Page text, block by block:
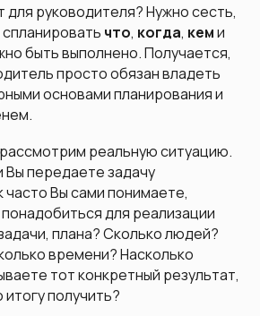
для руководителя? Нужно сесть,
что, когда, кеми
быть выполнено. Получается,
просто обязан владеть
основами планирования и
реальную ситуацию.
Вы передаете задачу
часто Вы сами понимаете,
для реализации
плана? Сколько людей?
времени? Насколько
тот конкретный результат,
получить?